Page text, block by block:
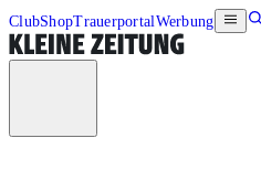
ClubShopTrauerportalWerbung